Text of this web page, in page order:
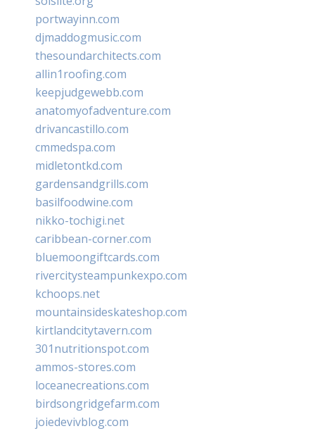
portwayinn.com
djmaddogmusic.com
thesoundarchitects.com
allin1roofing.com
keepjudgewebb.com
anatomyofadventure.com
drivancastillo.com
cmmedspa.com
midletontkd.com
gardensandgrills.com
basilfoodwine.com
nikko-tochigi.net
caribbean-corner.com
bluemoongiftcards.com
rivercitysteampunkexpo.com
kchoops.net
mountainsideskateshop.com
kirtlandcitytavern.com
301nutritionspot.com
ammos-stores.com
loceanecreations.com
birdsongridgefarm.com
joiedevivblog.com